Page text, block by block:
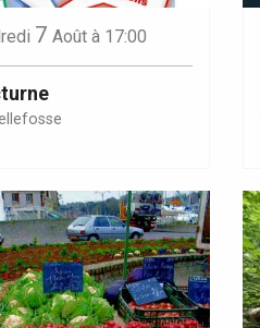
7 Août à 17:00